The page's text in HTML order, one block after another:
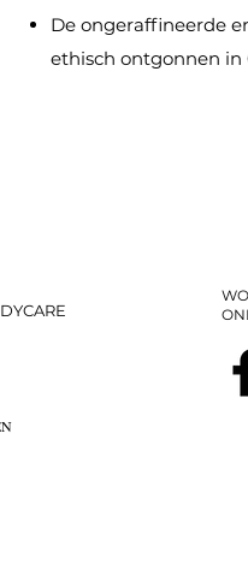
De ongeraffineerde
ethisch ontgonnen in